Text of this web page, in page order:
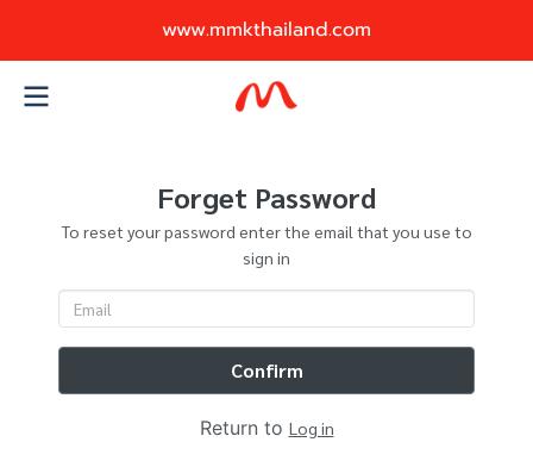
www.mmkthailand.com
Forget Password
To reset your password enter the email that you use to
sign in
Confirm
Return to Log in